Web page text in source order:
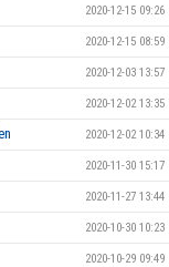
2020-12-15 09:26
2020-12-15 08:59
2020-12-03 13:57
2020-12-02 13:35
2020-12-02 10:34
2020-11-30 15:17
2020-11-27 13:44
2020-10-30 10:23
2020-10-29 09:49